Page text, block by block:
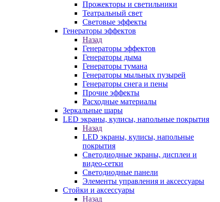
Прожекторы и светильники
Театральный свет
Световые эффекты
Генераторы эффектов
Назад
Генераторы эффектов
Генераторы дыма
Генераторы тумана
Генераторы мыльных пузырей
Генераторы снега и пены
Прочие эффекты
Расходные материалы
Зеркальные шары
LED экраны, кулисы, напольные покрытия
Назад
LED экраны, кулисы, напольные
покрытия
Светодиодные экраны, дисплеи и
видео-сетки
Светодиодные панели
Элементы управления и аксессуары
Стойки и аксессуары
Назад